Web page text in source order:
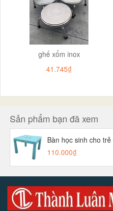
ghế xổm inox
41.745₫
Sản phẩm bạn đã xem
Bàn học sinh cho
110.000₫